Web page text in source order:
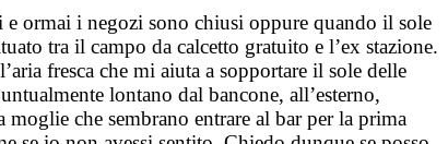
ormai i negozi sono chiusi oppure quando il sole
tra il campo da calcetto gratuito e l’ex stazione.
fresca che mi aiuta a sopportare il sole delle
lontano dal bancone, all’esterno,
che sembrano entrare al bar per la prima